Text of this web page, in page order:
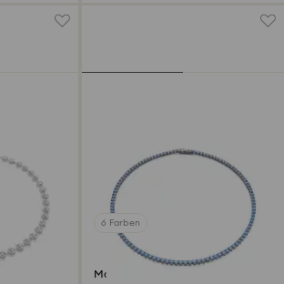
6 Farben
Matrix Tennis Halskette